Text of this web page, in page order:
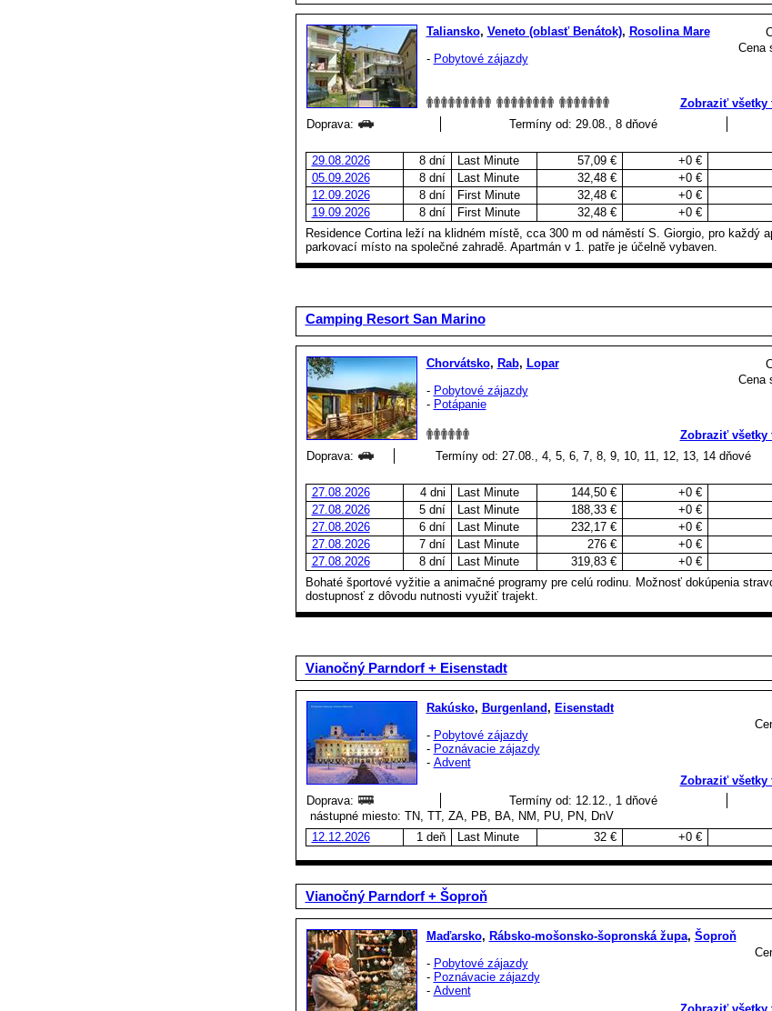
Cena
Taliansko, Veneto (oblasť Benátok), Rosolina Mare
- Pobytové zájazdy
Zobraziť všetky
Doprava:
Termíny od: 29.08., 8 dňové
29.08.2026 8 dní Last Minute 57,09 €
+0 €
05.09.2026
8 dní Last Minute 32,48 €
+0 €
12.09.2026
8 dní First Minute 32,48 €
+0 €
19.09.2026
8 dní First Minute 32,48 €
+0 €
Residence Cortina leží na klidném místě, cca 300 m od náměstí S. Giorgio, pro každý
parkovací místo na společné zahradě. Apartmán v 1. patře je účelně vybaven.
Camping Resort San Marino
Cena
Chorvátsko, Rab, Lopar
- Pobytové zájazdy
- Potápanie
Zobraziť všetky
Doprava:
Termíny od: 27.08., 4, 5, 6, 7, 8, 9, 10, 11, 12, 13, 14 dňové
27.08.2026 4 dni Last Minute 144,50 €
+0 €
27.08.2026
5 dní Last Minute 188,33 €
+0 €
27.08.2026
6 dní Last Minute 232,17 €
+0 €
27.08.2026
7 dní Last Minute 276 €
+0 €
27.08.2026
8 dní Last Minute 319,83 €
+0 €
Bohaté športové vyžitie a animačné programy pre celú rodinu. Možnosť dokúpenia
dostupnosť z dôvodu nutnosti využiť trajekt.
Vianočný Parndorf + Eisenstadt
Rakúsko, Burgenland, Eisenstadt
- Pobytové zájazdy
- Poznávacie zájazdy
- Advent
Zobraziť všetky
Doprava:
Termíny od: 12.12., 1 dňové
nástupné miesto: TN, TT, ZA, PB, BA, NM, PU, PN, DnV
12.12.2026
1 deň Last Minute 32 € +0 €
Vianočný Parndorf + Šoproň
Maďarsko, Rábsko-mošonsko-šopronská župa, Šoproň
- Pobytové zájazdy
- Poznávacie zájazdy
- Advent